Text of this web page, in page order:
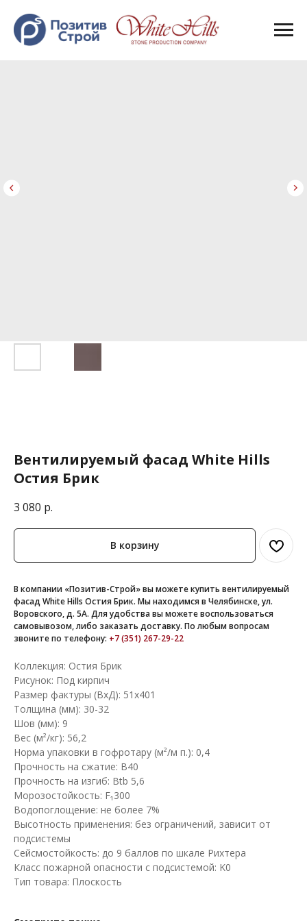
Вентилируемый фасад White Hills
Остия Брик
3 080 р.
В корзину
В компании «Позитив-Строй» вы можете купить вентилируемый
фасад White Hills Остия Брик. Мы находимся в Челябинске, ул.
Воровского, д. 5А. Для удобства вы можете воспользоваться
самовывозом, либо заказать доставку. По любым вопросам
звоните по телефону: +7 (351) 267-29-22
Коллекция: Остия Брик
Рисунок: Под кирпич
Размер фактуры (ВхД): 51х401
Толщина (мм): 30-32
Шов (мм): 9
Вес (м²/кг): 56,2
Норма упаковки в гофротару (м²/м п.): 0,4
Прочность на сжатие: B40
Прочность на изгиб: Btb 5,6
Морозостойкость: F₁300
Водопоглощение: не более 7%
Высотность применения: без ограничений, зависит от
подсистемы
Сейсмостойкость: до 9 баллов по шкале Рихтера
Класс пожарной опасности с подсистемой: K0
Тип товара: Плоскость